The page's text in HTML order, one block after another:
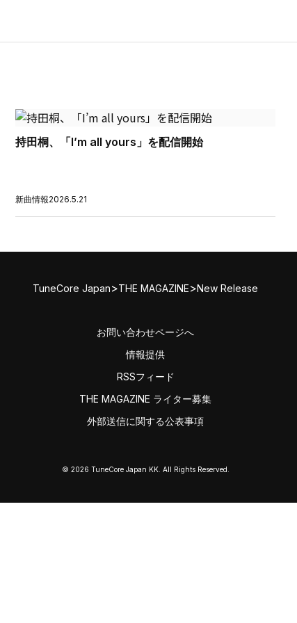
持田桐、「I’m all yours」を配信開始
新曲情報2026.5.21
TuneCore Japan>THE MAGAZINE>New Release
お問い合わせページへ
情報提供
RSSフィード
THE MAGAZINE ライター募集
外部送信に関する公表事項
© 2026 TuneCore Japan KK. All Rights Reserved.